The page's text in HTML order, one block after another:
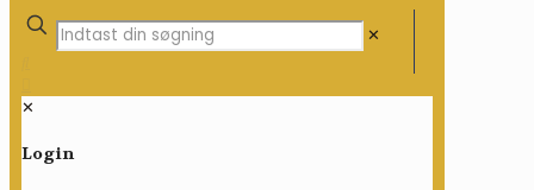
✕
✕
Login